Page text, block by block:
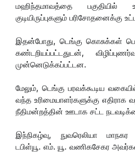
மஹிந்தமாவத்தை
குடியிருப்புகளும் பரிசோதனைக்கு
இதன்போது, டெங்கு கொசுக்கள்
கண்டறியப்பட்டதுடன்,
முன்னெடுக்கப்பட்டன.
மேலும், டெங்கு பரவக்கூடிய
வந்த உரிமையாளர்களுக்கு எதிராக
நீதிமன்றத்தின் ஊடாக சட்ட
இந்நிகழ்வு, நுவரெலியா
டபிள்யூ. எம். யூ. வணிகசேகர